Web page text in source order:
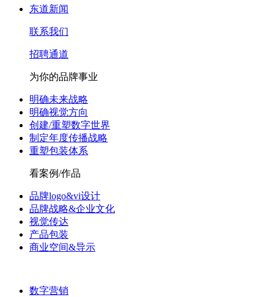
东道新闻
联系我们
招聘通道
为你的品牌事业
明确未来战略
明确视觉方向
创建/重塑数字世界
制定年度传播战略
重塑包装体系
看案例/作品
品牌logo&vi设计
品牌战略&企业文化
视觉传达
产品包装
商业空间&导示
数字营销